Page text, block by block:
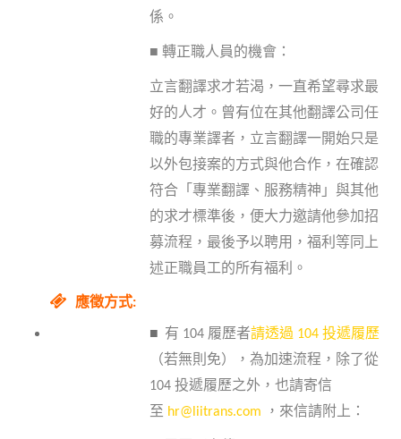
係。
■ 轉正職人員的機會：
立言翻譯求才若渴，一直希望尋求最
好的人才。曾有位在其他翻譯公司任
職的專業譯者，立言翻譯一開始只是
以外包接案的方式與他合作，在確認
符合「專業翻譯、服務精神」與其他
的求才標準後，便大力邀請他參加招
募流程，最後予以聘用，福利等同上
述正職員工的所有福利。
應徵方式:
■ 有 104 履歷者請透過 104 投遞履歷
（若無則免），為加速流程，除了從
104 投遞履歷之外，也請寄信
至 hr@liitrans.com ，來信請附上：